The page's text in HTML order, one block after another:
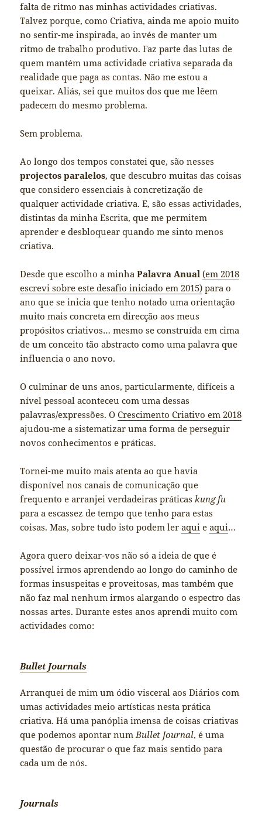
falta de ritmo nas minhas actividades criativas.
Talvez porque, como Criativa, ainda me apoio muito
no sentir-me inspirada, ao invés de manter um
ritmo de trabalho produtivo. Faz parte das lutas de
quem mantém uma actividade criativa separada da
realidade que paga as contas. Não me estou a
queixar. Aliás, sei que muitos dos que me lêem
padecem do mesmo problema.
Sem problema.
Ao longo dos tempos constatei que, são nesses
projectos paralelos, que descubro muitas das coisas
que considero essenciais à concretização de
qualquer actividade criativa. E, são essas actividades,
distintas da minha Escrita, que me permitem
aprender e desbloquear quando me sinto menos
criativa.
Desde que escolho a minhaPalavra Anual(em 2018
escrevi sobre este desafio iniciado em 2015) para o
ano que se inicia que tenho notado uma orientação
muito mais concreta em direcção aos meus
propósitos criativos… mesmo se construída em cima
de um conceito tão abstracto como uma palavra que
influencia o ano novo.
O culminar de uns anos, particularmente, difíceis a
nível pessoal aconteceu com uma dessas
palavras/expressões. OCrescimento Criativo em 2018
ajudou-me a sistematizar uma forma de perseguir
novos conhecimentos e práticas.
Tornei-me muito mais atenta ao que havia
disponível nos canais de comunicação que
frequento e arranjei verdadeiras práticaskung fu
para a escassez de tempo que tenho para estas
coisas. Mas, sobre tudo isto podem leraqui eaqui…
Agora quero deixar-vos não só a ideia de que é
possível irmos aprendendo ao longo do caminho de
formas insuspeitas e proveitosas, mas também que
não faz mal nenhum irmos alargando o espectro das
nossas artes. Durante estes anos aprendi muito com
actividades como:
Bullet Journals
Arranquei de mim um ódio visceral aos Diários com
umas actividades meio artísticas nesta prática
criativa. Há uma panóplia imensa de coisas criativas
que podemos apontar numBullet Journal, é uma
questão de procurar o que faz mais sentido para
cada um de nós.
Journals